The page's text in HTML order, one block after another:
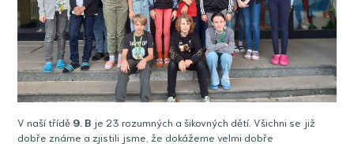
V naší třídě 9 . B je 23 rozumných a šikovných dětí. Všichni se již
dobře známe a zjistili jsme, že dokážeme velmi dobře